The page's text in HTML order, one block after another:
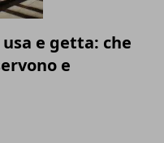
e getta: che
e